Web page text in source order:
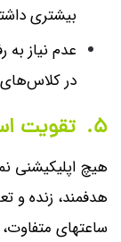
بیشتری
عدم نیاز
در کلاس‌های
۵. تقویت
هیچ اپلیکیشنی
هدفمند، زنده و
ساعتهای